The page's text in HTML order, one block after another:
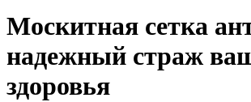
Москитная сетка
надежный страж
здоровья